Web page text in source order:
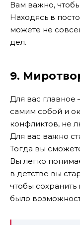
Вам важно,
Находясь в
можете не
дел.
9.
Для вас главное
самим собой и
конфликтов, не
Для вас важно
Тогда вы
Вы легко
в детстве вы
чтобы сохранить
было